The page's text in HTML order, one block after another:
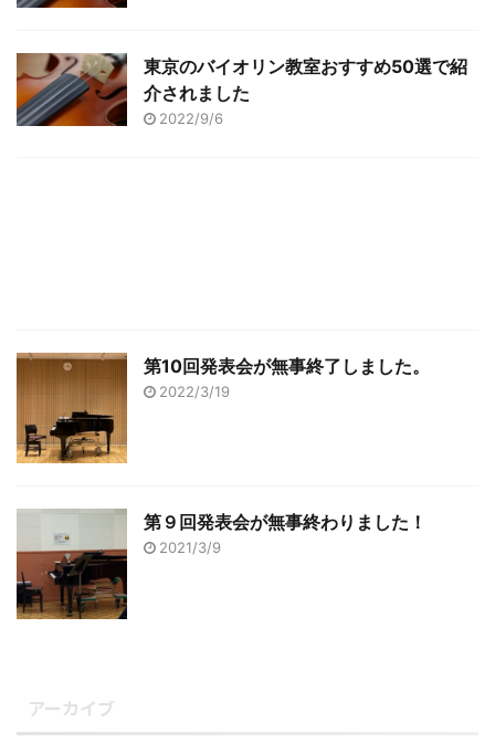
東京のバイオリン教室おすすめ50選で紹
介されました
2022/9/6
第10回発表会が無事終了しました。
2022/3/19
第９回発表会が無事終わりました！
2021/3/9
アーカイブ